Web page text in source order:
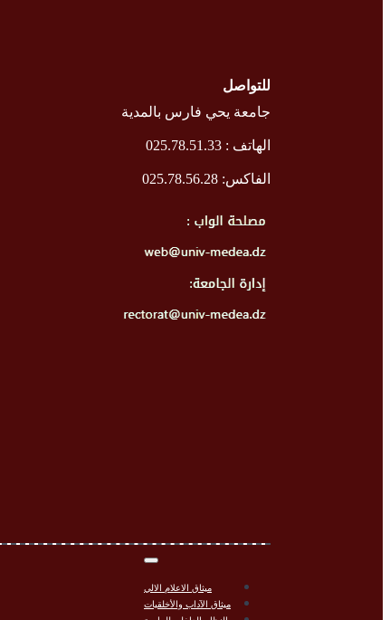
للتواصل
جامعة يحي فارس بالمدية
الهاتف : 025.78.51.33
الفاكس: 025.78.56.28
ميثاق الاعلام الالي
ميثاق الآداب والأخلقيات